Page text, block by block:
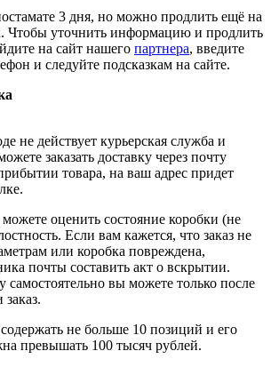
3 дня, но можно продлить ещё на
Чтобы уточнить информацию и продлить
на сайт нашего партнера, введите
и следуйте подсказкам на сайте.
не действует курьерская служба и
заказать доставку через почту
товара, на ваш адрес придет
оценить состояние коробки (не
Если вам кажется, что заказ не
или коробка повреждена,
почты составить акт о вскрытии.
самостоятельно вы можете только после
не больше 10 позиций и его
превышать 100 тысяч рублей.